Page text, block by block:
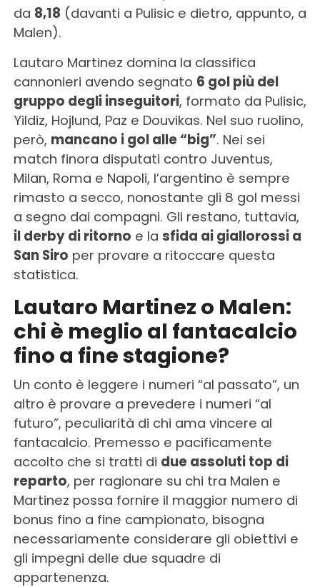
da 8,18 (davanti a Pulisic e dietro, appunto, a
Malen).
Lautaro Martinez domina la classifica
cannonieri avendo segnato 6 gol più del
gruppo degli inseguitori, formato da Pulisic,
Yildiz, Hojlund, Paz e Douvikas. Nel suo ruolino,
però, mancano i gol alle “big”. Nei sei
match finora disputati contro Juventus,
Milan, Roma e Napoli, l’argentino è sempre
rimasto a secco, nonostante gli 8 gol messi
a segno dai compagni. Gli restano, tuttavia,
il derby di ritorno e la sfida ai giallorossi a
San Siro per provare a ritoccare questa
statistica.
Lautaro Martinez o Malen:
chi è meglio al fantacalcio
fino a fine stagione?
Un conto è leggere i numeri “al passato”, un
altro è provare a prevedere i numeri “al
futuro”, peculiarità di chi ama vincere al
fantacalcio. Premesso e pacificamente
accolto che si tratti di due assoluti top di
reparto, per ragionare su chi tra Malen e
Martinez possa fornire il maggior numero di
bonus fino a fine campionato, bisogna
necessariamente considerare gli obiettivi e
gli impegni delle due squadre di
appartenenza.